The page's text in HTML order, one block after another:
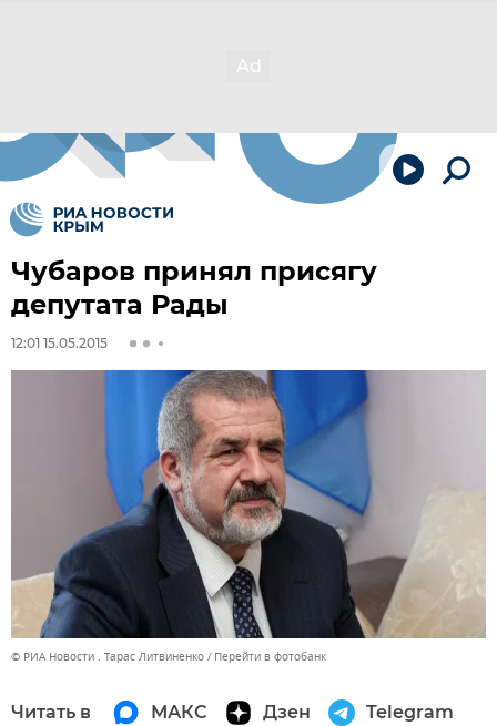
Чубаров принял присягу
депутата Рады
12:01 15.05.2015
© РИА Новости . Тарас Литвиненко Перейти в фотобанк
Читать в МАКС Дзен Telegram